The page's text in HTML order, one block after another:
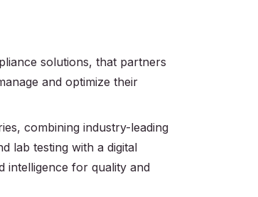
solutions, that partners
and optimize their
combining industry-leading
lab testing with a digital
intelligence for quality and